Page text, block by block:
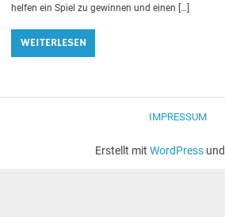
helfen ein Spiel zu gewinnen und einen […]
WEITERLESEN
IMPRESSUM
Erstellt mit WordPressund